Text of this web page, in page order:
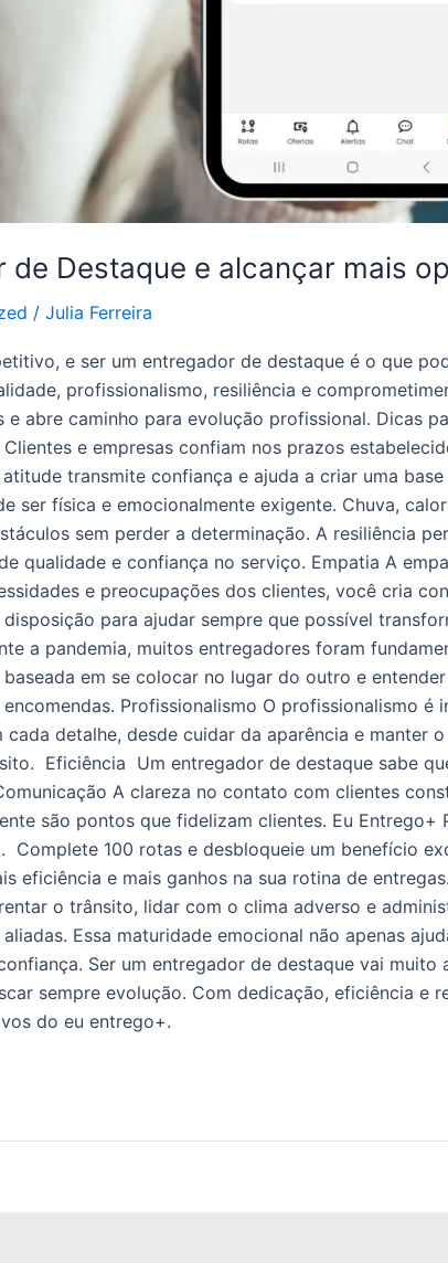
Destaque e alcançar mais
/ Julia Ferreira
e ser um entregador de destaque é o que
profissionalismo, resiliência e
abre caminho para evolução profissional. Dicas
e empresas confiam nos prazos
transmite confiança e ajuda a criar uma
ser física e emocionalmente exigente. Chuva,
sem perder a determinação. A resiliência
qualidade e confiança no serviço. Empatia A
e preocupações dos clientes, você cria
para ajudar sempre que possível
a pandemia, muitos entregadores foram
em se colocar no lugar do outro e
Profissionalismo O profissionalismo é
detalhe, desde cuidar da aparência e manter
Eficiência Um entregador de destaque sabe
A clareza no contato com clientes
são pontos que fidelizam clientes. Eu
100 rotas e desbloqueie um benefício
eficiência e mais ganhos na sua rotina de
o trânsito, lidar com o clima adverso e
Essa maturidade emocional não apenas
Ser um entregador de destaque vai
sempre evolução. Com dedicação, eficiência e
do eu entrego+.